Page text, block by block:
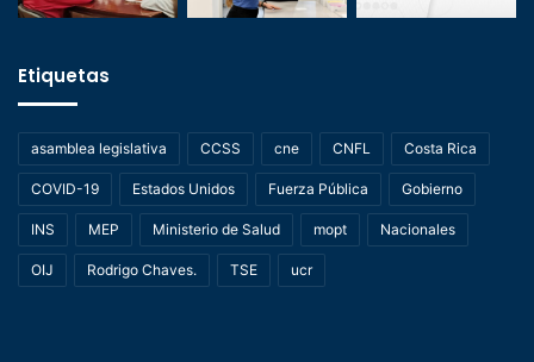
Etiquetas
asamblea legislativa CCSS cne CNFL Costa Rica
COVID-19 Estados Unidos Fuerza Pública Gobierno
INS MEP Ministerio de Salud mopt Nacionales
OIJ Rodrigo Chaves. TSE ucr